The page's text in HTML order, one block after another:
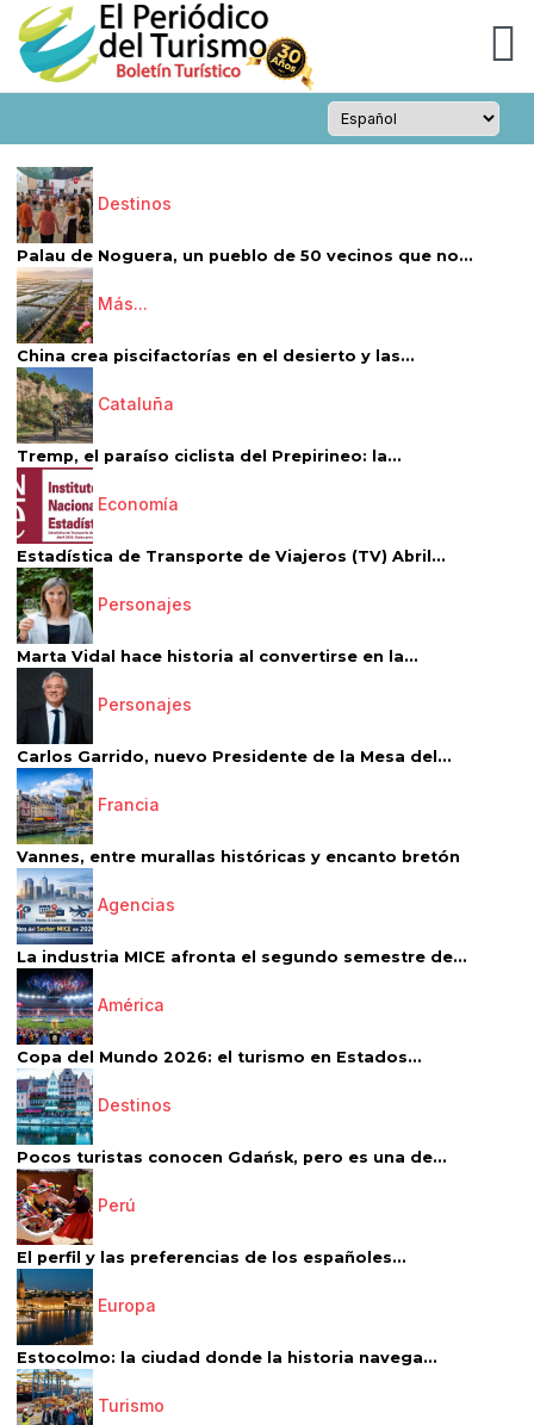
Destinos
Palau de Noguera, un pueblo de 50 vecinos que no...
Más...
China crea piscifactorías en el desierto y las...
Cataluña
Tremp, el paraíso ciclista del Prepirineo: la...
Economía
Estadística de Transporte de Viajeros (TV) Abril...
Personajes
Marta Vidal hace historia al convertirse en la...
Personajes
Carlos Garrido, nuevo Presidente de la Mesa del...
Francia
Vannes, entre murallas históricas y encanto bretón
Agencias
La industria MICE afronta el segundo semestre de...
América
Copa del Mundo 2026: el turismo en Estados...
Destinos
Pocos turistas conocen Gdańsk, pero es una de...
Perú
El perfil y las preferencias de los españoles...
Europa
Estocolmo: la ciudad donde la historia navega...
Turismo